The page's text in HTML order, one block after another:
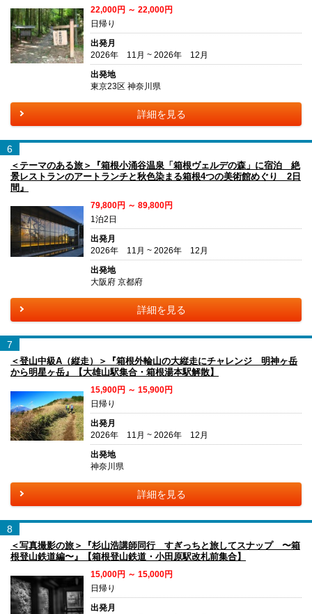
22,000円 ～ 22,000円
日帰り
出発月
2026年 11月 ~ 2026年 12月
出発地
東京23区 神奈川県
詳細を見る
6
＜テーマのある旅＞『箱根小涌谷温泉「箱根ヴェルデの森」に宿泊 絶
景レストランのアートランチと秋色染まる箱根4つの美術館めぐり 2日
間』
79,800円 ～ 89,800円
1泊2日
出発月
2026年 11月 ~ 2026年 12月
出発地
大阪府 京都府
詳細を見る
7
＜登山中級A（縦走）＞『箱根外輪山の大縦走にチャレンジ 明神ヶ岳
から明星ヶ岳』【大雄山駅集合・箱根湯本駅解散】
15,900円 ～ 15,900円
日帰り
出発月
2026年 11月 ~ 2026年 12月
出発地
神奈川県
詳細を見る
8
＜写真撮影の旅＞『杉山浩講師同行 すぎっちと旅してスナップ 〜箱
根登山鉄道編〜』【箱根登山鉄道・小田原駅改札前集合】
15,000円 ～ 15,000円
日帰り
出発月